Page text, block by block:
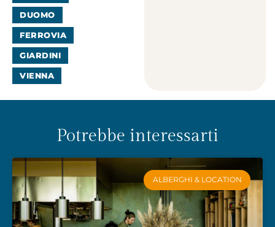
DUOMO
FERROVIA
GIARDINI
VIENNA
Potrebbe interessarti
ALBERGHI & LOCATION